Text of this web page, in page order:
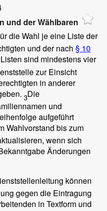
und der Wählbaren
die Wahl je eine Liste der
und der nach § 10
sind mindestens vier
zur Einsicht
in anderer
3Die
und
aufgeführt
Wahlvorstand bis zum
wenn sich
Änderungen
können
gegen die Eintragung
in Textform und